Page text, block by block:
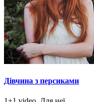
Дівчина з персиками